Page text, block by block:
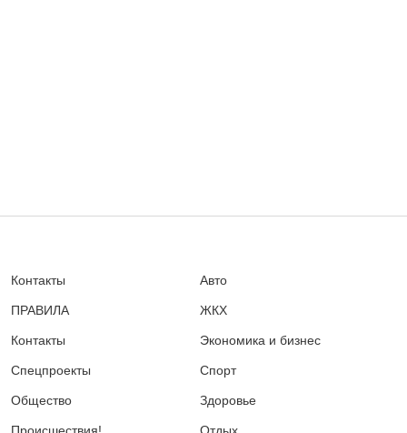
Контакты
ПРАВИЛА
Контакты
Спецпроекты
Общество
Авто
ЖКХ
Экономика и бизнес
Спорт
Здоровье